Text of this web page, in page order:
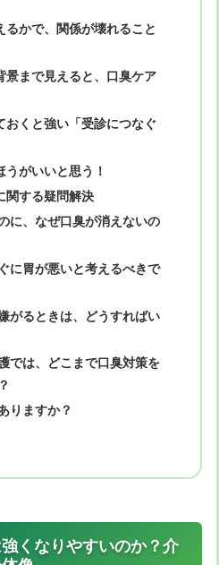
るかで、関係が壊れること
景まで見えると、口臭ケア
おくと強い「受診につなぐ
がいいと思う！
関する疑問解決
に、なぜ口臭が消えないの
に胃が悪いと考えるべきで
がるときは、どうすればい
では、どこまで口臭対策を
りますか？
くなりやすいのか？介